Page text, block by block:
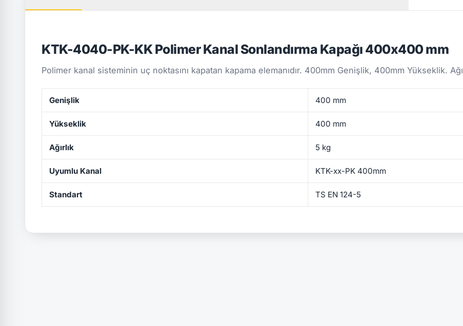
KTK-4040-PK-KK Polimer Kanal Sonlandırma Kapağı 400x400 mm
Polimer kanal sisteminin uç noktasını kapatan kapama elemanıdır. 400mm Genişlik, 400mm Yükseklik.
Genişlik 400 mm
Yükseklik 400 mm
Ağırlık 5 kg
Uyumlu Kanal KTK-xx-PK 400mm
Standart TS EN 124-5